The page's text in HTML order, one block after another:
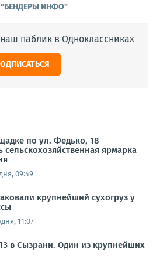
"БЕНДЕРЫ ИНФО"
паблик в Одноклассниках
по ул. Федько, 18
сельскохозяйственная ярмарка
09:49
крупнейший сухогруз у
11:07
в Сызрани. Один из крупнейших